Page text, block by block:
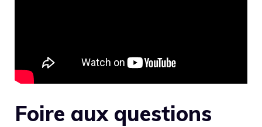
Foire aux questions